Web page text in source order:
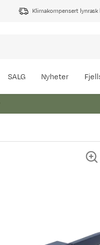
Klimakompensert lynrask
SALG Nyheter